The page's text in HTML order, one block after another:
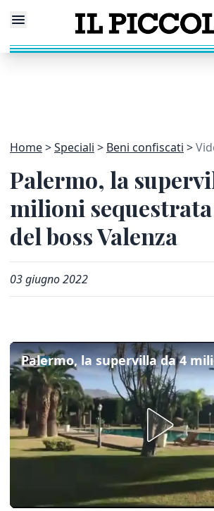
Home Speciali Beni confiscati
Palermo, la
milioni
del boss Valenza
03 giugno 2022